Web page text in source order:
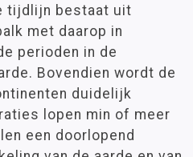
tijdlijn bestaat uit
met daarop in
perioden in de
Bovendien wordt de
duidelijk
lopen min of meer
een doorlopend